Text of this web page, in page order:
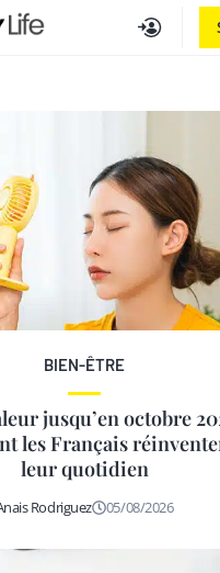
BIEN-ÊTRE
jusqu’en octobre
les Français
leur quotidien
Rodriguez 05/08/2026